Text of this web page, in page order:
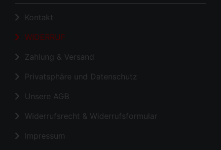
Kontakt
WIDERRUF
Zahlung & Versand
Privatsphäre und Datenschutz
Unsere AGB
Widerrufsrecht & Widerrufsformular
Impressum